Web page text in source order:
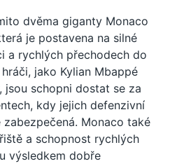
dvěma giganty Monaco
je postavena na silné
a rychlých přechodech do
jako Kylian Mbappé
jsou schopni dostat se za
kdy jejich defenzivní
Monaco také
a schopnost rychlých
výsledkem dobře